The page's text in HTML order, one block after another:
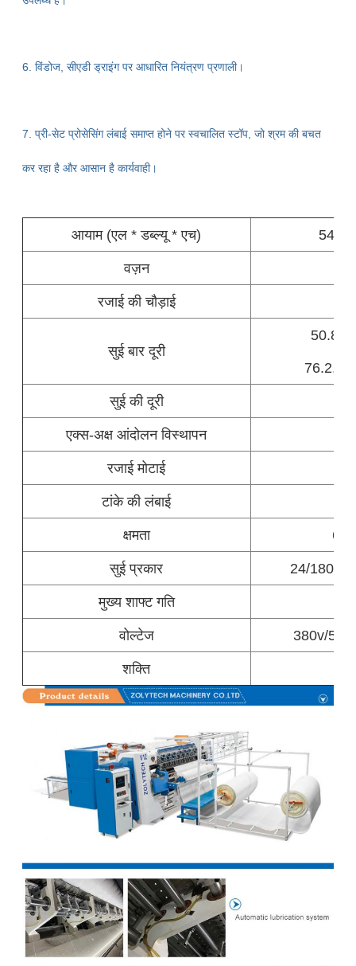
6. विंडोज, सीएडी ड्राइंग पर आधारित नियंत्रण प्रणाली।
7. प्री-सेट प्रोसेसिंग लंबाई समाप्त होने पर स्वचालित स्टॉप, जो श्रम की बचत
कर रहा है और आसान है कार्यवाही।
आयाम (एल * डब्ल्यू * एच)
वज़न
रजाई की चौड़ाई
सुई बार दूरी
50.8,
76.2,
सुई की दूरी
एक्स-अक्ष आंदोलन विस्थापन
रजाई मोटाई
टांके की लंबाई
क्षमता
60-
सुई प्रकार
24/180
मुख्य शाफ्ट गति
वोल्टेज
380v/
शक्ति